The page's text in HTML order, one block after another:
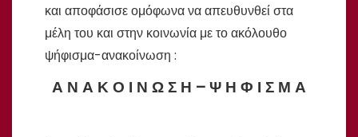
και αποφάσισε ομόφωνα να απευθυνθεί στα
μέλη του και στην κοινωνία με το ακόλουθο
ψήφισμα-ανακοίνωση :
Α Ν Α Κ Ο Ι Ν Ω Σ Η – Ψ Η Φ Ι Σ Μ Α